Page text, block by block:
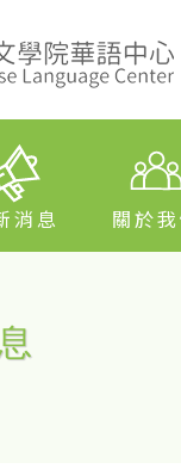
消息 關於